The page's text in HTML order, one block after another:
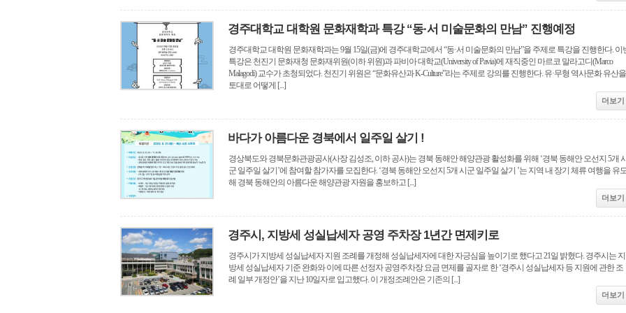
경주대학교 대학원 문화재학과 특강 “동·서 미술문화의 만남” 진행예정
경주대학교 대학원 문화재학과는 9월 15일(금)에 경주대학교에서 “동·서 미술문화의 만남”을 주제로 특강을 진행한다. 이
특강은 천진기 문화재청 문화재위원(이하 위원)과 파비아 대학교(University of Pavia)에 재직중인 마르코 말라고디(Marco
Malagodi) 교수가 초청되었다. 천진기 위원은 “문화유산과 K-Culture”라는 주제로 강의를 진행한다. 유·무형 역사문화 유산을
토대로 어떻게 [...]
더보기
바다가 아름다운 경북에서 일주일 살기 !
경상북도와 경북문화관광공사(사장 김성조, 이하 공사)는 경북 동해안 해양관광 활성화를 위해 ‘경북 동해안 오선지 5개 시
군 일주일 살기’에 참여할 참가자를 모집한다. ‘경북 동해안 오선지 5개 시군 일주일 살기 ’는 지역 내 장기 체류 여행을 유
해 경북 동해안의 아름다운 해양관광 자원을 홍보하고 [...]
더보기
경주시, 지방세 성실납세자 공영 주차장 1년간 면제키로
경주시가 지방세 성실납세자 지원 조례를 개정해 성실납세자에 대한 자긍심을 높이기로 했다고 21일 밝혔다. 경주시는 지
방세 성실납세자 기준 완화와 이에 따른 선정자 공영주차장 요금 면제를 골자로 한 ‘경주시 성실납세자 등 지원에 관한 조
례 일부 개정안’을 지난 10일자로 입고했다. 이 개정조례안은 기존의 [...]
더보기